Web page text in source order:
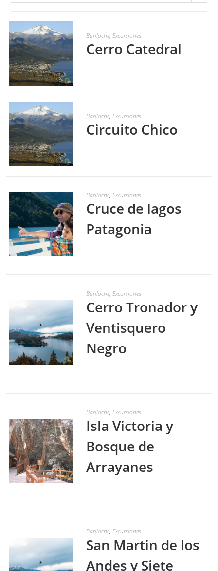
Bariloche,Excursiones
Cerro Catedral
Bariloche,Excursiones
Circuito Chico
Bariloche,Excursiones
Cruce de lagos
Patagonia
Bariloche,Excursiones
Cerro Tronador y
Ventisquero
Negro
Bariloche,Excursiones
Isla Victoria y
Bosque de
Arrayanes
Bariloche,Excursiones
San Martin de los
Andes y Siete